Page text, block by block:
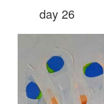
day 26